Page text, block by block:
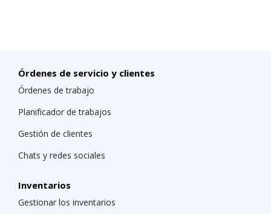
Órdenes de servicio y clientes
Órdenes de trabajo
Planificador de trabajos
Gestión de clientes
Chats y redes sociales
Inventarios
Gestionar los inventarios